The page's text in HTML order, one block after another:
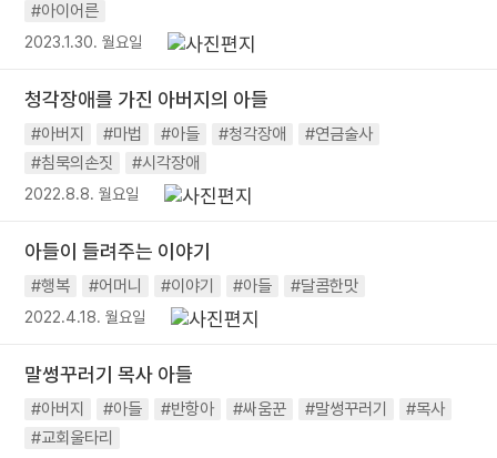
#아이어른
2023.1.30. 월요일
청각장애를 가진 아버지의 아들
#아버지 #마법 #아들 #청각장애
#연금술사
#침묵의손짓
#시각장애
2022.8.8. 월요일
아들이 들려주는 이야기
#행복 #어머니 #이야기 #아들 #달콤한맛
2022.4.18. 월요일
말썽꾸러기 목사 아들
#아버지 #아들 #반항아 #싸움꾼 #말썽꾸러기
#목사
#교회울타리